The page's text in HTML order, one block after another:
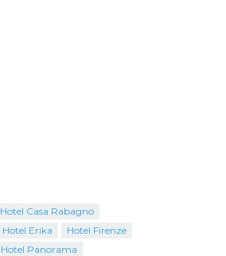
Hotel Casa Rabagno
Hotel Erika
Hotel Firenze
Hotel Panorama